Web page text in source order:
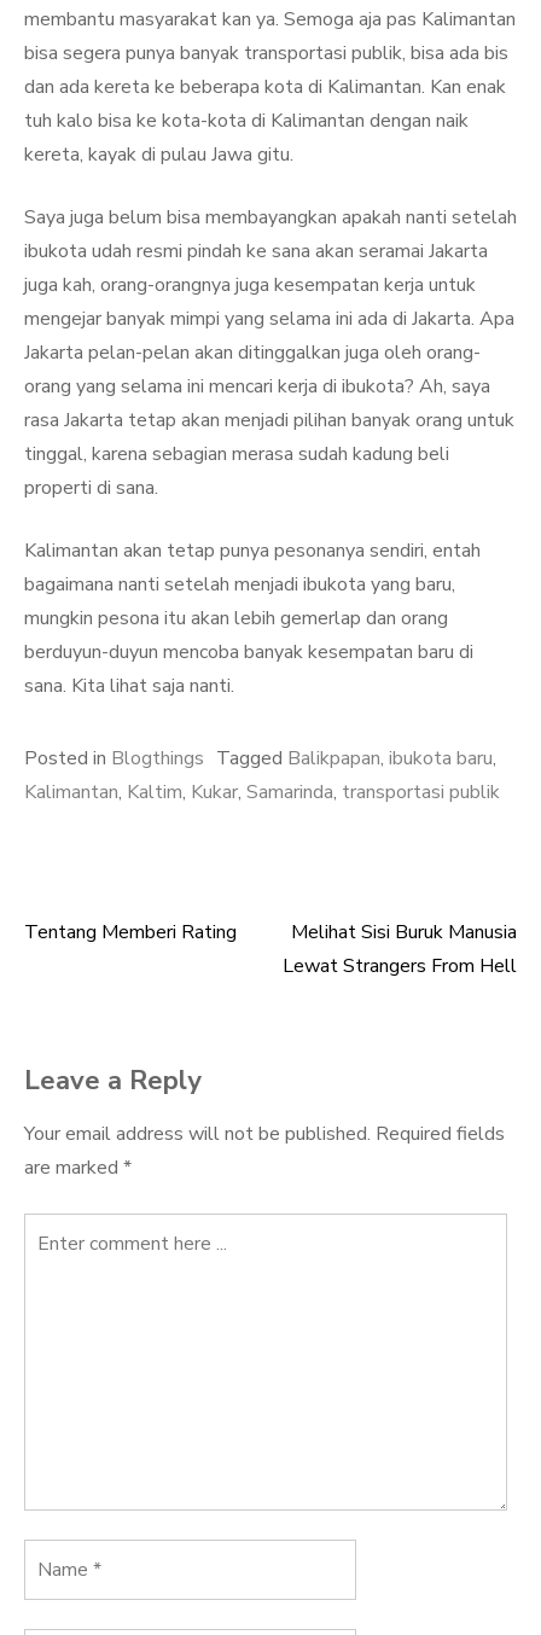
membantu masyarakat kan ya. Semoga aja pas Kalimantan
bisa segera punya banyak transportasi publik, bisa ada bis
dan ada kereta ke beberapa kota di Kalimantan. Kan enak
tuh kalo bisa ke kota-kota di Kalimantan dengan naik
kereta, kayak di pulau Jawa gitu.
Saya juga belum bisa membayangkan apakah nanti setelah
ibukota udah resmi pindah ke sana akan seramai Jakarta
juga kah, orang-orangnya juga kesempatan kerja untuk
mengejar banyak mimpi yang selama ini ada di Jakarta. Apa
Jakarta pelan-pelan akan ditinggalkan juga oleh orang-
orang yang selama ini mencari kerja di ibukota? Ah, saya
rasa Jakarta tetap akan menjadi pilihan banyak orang untuk
tinggal, karena sebagian merasa sudah kadung beli
properti di sana.
Kalimantan akan tetap punya pesonanya sendiri, entah
bagaimana nanti setelah menjadi ibukota yang baru,
mungkin pesona itu akan lebih gemerlap dan orang
berduyun-duyun mencoba banyak kesempatan baru di
sana. Kita lihat saja nanti.
Posted in Blogthings Tagged Balikpapan, ibukota baru,
Kalimantan, Kaltim, Kukar, Samarinda, transportasi publik
Post
Tentang Memberi Rating
Melihat Sisi Buruk Manusia
Lewat Strangers From Hell
Leave a Reply
Your email address will not be published. Required fields
are marked *